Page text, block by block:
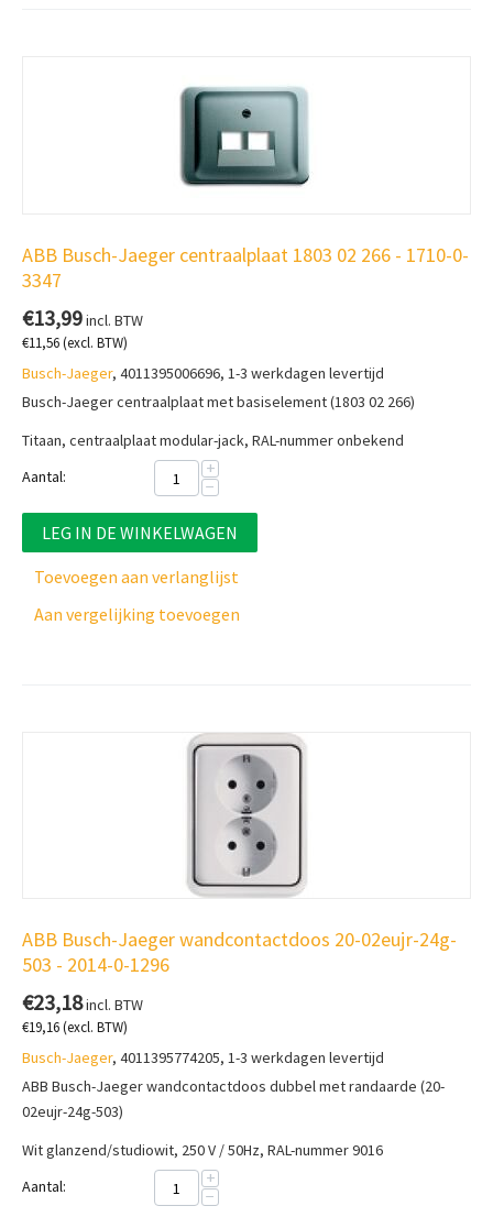
ABB Busch-Jaeger centraalplaat 1803 02 266 - 1710-0-
3347
€13,99incl. BTW
€11,56(excl. BTW)
Busch-Jaeger, 4011395006696, 1-3 werkdagen levertijd
Busch-Jaeger centraalplaat met basiselement (1803 02 266)
Titaan, centraalplaat modular-jack, RAL-nummer onbekend
Aantal:
+
−
LEG IN DE WINKELWAGEN
Toevoegen aan verlanglijst
Aan vergelijking toevoegen
ABB Busch-Jaeger wandcontactdoos 20-02eujr-24g-
503 - 2014-0-1296
€23,18incl. BTW
€19,16(excl. BTW)
Busch-Jaeger, 4011395774205, 1-3 werkdagen levertijd
ABB Busch-Jaeger wandcontactdoos dubbel met randaarde (20-
02eujr-24g-503)
Wit glanzend/studiowit, 250 V / 50Hz, RAL-nummer 9016
Aantal:
+
−